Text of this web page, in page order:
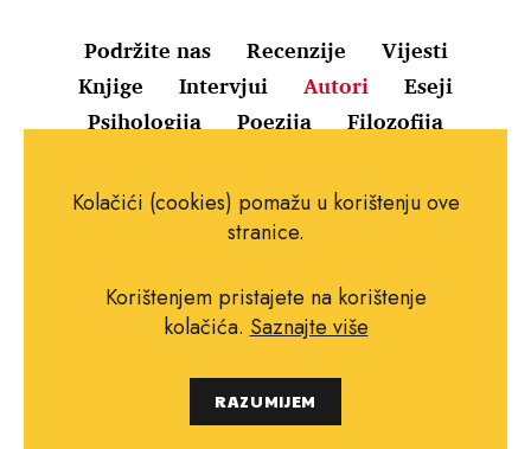
Podržite nas Recenzije
Vijesti
Knjige
Intervjui Autori
Eseji
Psihologija
Poezija Filozofija
Uvjeti korištenja
Pravila o kolačićima
Impressum
Copyright © 2010.-2021. najboljeknjige.com.
Kolačići (cookies) pomažu u korištenju ove
stranice.
Korištenjem pristajete na korištenje
kolačića. Saznajte više
RAZUMIJEM